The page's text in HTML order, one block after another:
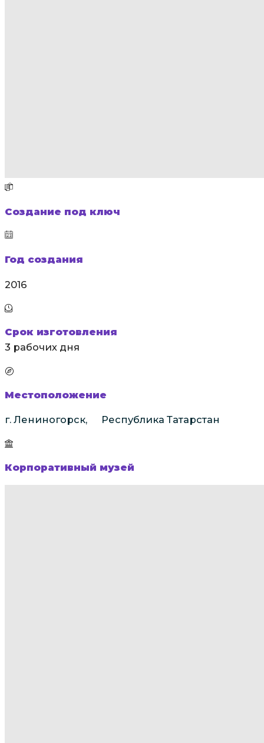
Создание под ключ
Год создания
2016
Срок изготовления
3 рабочих дня
Местоположение
г. Лениногорск, Республика Татарстан
Корпоративный музей